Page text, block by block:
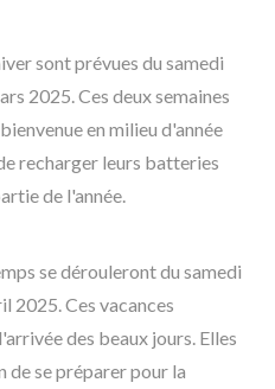
sont prévues du samedi
2025. Ces deux semaines
en milieu d'année
recharger leurs batteries
de l'année.
se dérouleront du samedi
2025. Ces vacances
des beaux jours. Elles
se préparer pour la